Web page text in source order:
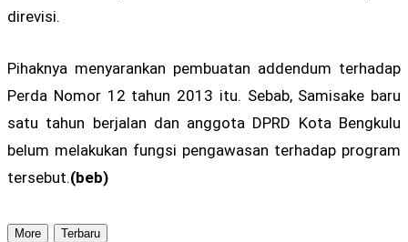
direvisi.
Pihaknya menyarankan pembuatan addendum terhadap
Perda Nomor 12 tahun 2013 itu. Sebab, Samisake baru
satu tahun berjalan dan anggota DPRD Kota Bengkulu
belum melakukan fungsi pengawasan terhadap program
tersebut.(beb)
More Terbaru